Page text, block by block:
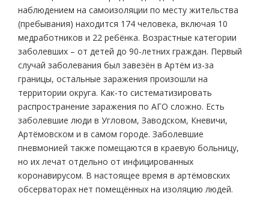
наблюдением на самоизоляции по месту жительства
(пребывания) находится 174 человека, включая 10
медработников и 22 ребёнка. Возрастные категории
заболевших – от детей до 90-летних граждан. Первый
случай заболевания был завезён в Артём из-за
границы, остальные заражения произошли на
территории округа. Как-то систематизировать
распространение заражения по АГО сложно. Есть
заболевшие люди в Угловом, Заводском, Кневичи,
Артёмовском и в самом городе. Заболевшие
пневмонией также помещаются в краевую больницу,
но их лечат отдельно от инфицированных
коронавирусом. В настоящее время в артёмовских
обсерваторах нет помещённых на изоляцию людей.